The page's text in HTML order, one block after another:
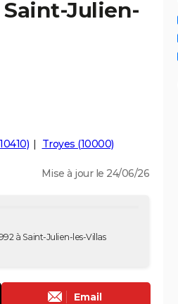
Julien-
Troyes (10000)
Mise à jour le 24/06/26
à Saint-Julien-les-Villas
Email